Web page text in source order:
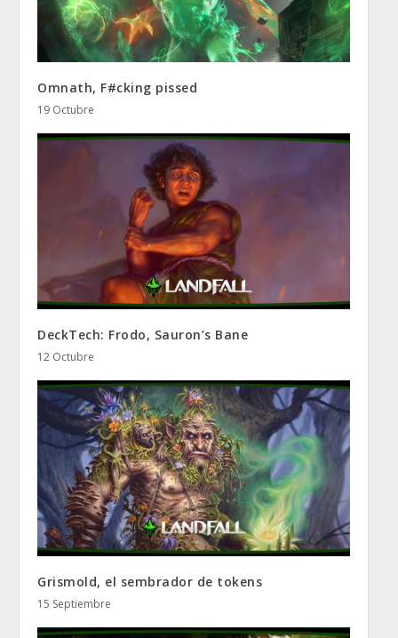
Omnath, F#cking pissed
19 Octubre
DeckTech: Frodo, Sauron’s Bane
12 Octubre
Grismold, el sembrador de tokens
15 Septiembre